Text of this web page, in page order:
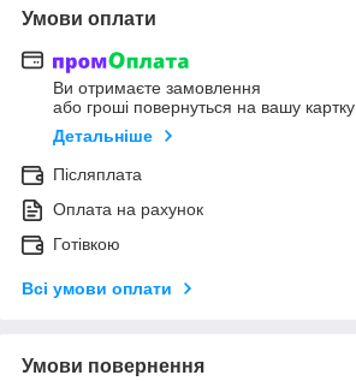
Умови оплати
Ви отримаєте замовлення
або гроші повернуться на вашу картку
Детальніше
Післяплата
Оплата на рахунок
Готівкою
Всі умови оплати
Умови повернення